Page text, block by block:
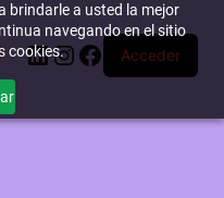
brindarle a usted la mejor
navegando en el sitio
cookies.
LinkedIn
Instagram
Facebook
Acceder